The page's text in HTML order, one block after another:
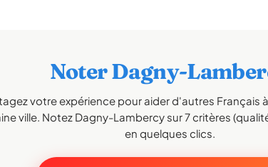
Noter Dagny-
votre expérience pour aider d'autres Français
ville. Notez Dagny-Lambercy sur 7 critères
en quelques clics.